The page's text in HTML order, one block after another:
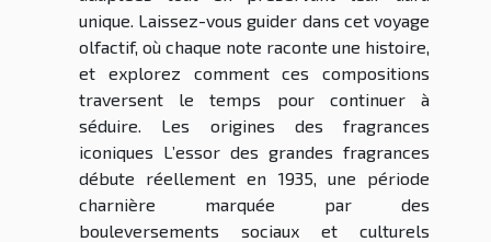
unique. Laissez-vous guider dans cet voyage
olfactif, où chaque note raconte une histoire,
et explorez comment ces compositions
traversent le temps pour continuer à
séduire. Les origines des fragrances
iconiques L’essor des grandes fragrances
débute réellement en 1935, une période
charnière marquée par des
bouleversements sociaux et culturels